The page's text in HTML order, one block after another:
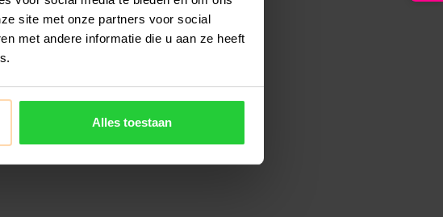
site met onze partners voor social
met andere informatie die u aan ze heeft
Alles toestaan